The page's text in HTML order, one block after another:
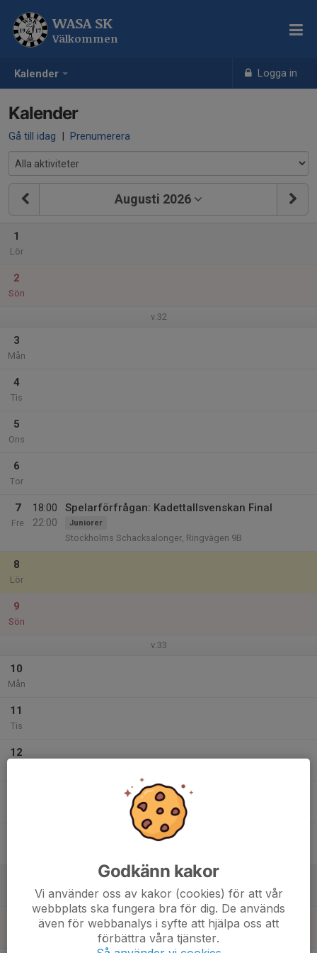
Kalender Logga in
WASA SK
Välkommen
Kalender
Gå till idag | Prenumerera
Augusti 2026
1
Lör
2
Sön
v.32
3
Mån
4
Tis
5
Ons
6
Tor
7
Fre
18:00
22:00
Spelarförfrågan: Kadettallsvenskan Final
Juniorer
Stockholms Schacksalonger, Ringvägen 9B
8
Lör
9
Sön
v.33
10
Mån
11
Tis
12
Godkänn kakor
Vi använder oss av kakor (cookies) för att vår
webbplats ska fungera bra för dig. De används
även för webbanalys i syfte att hjälpa oss att
förbättra våra tjänster.